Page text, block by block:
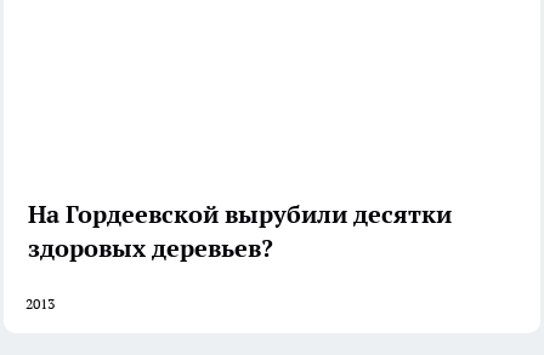
На Гордеевской вырубили десятки
здоровых деревьев?
2013